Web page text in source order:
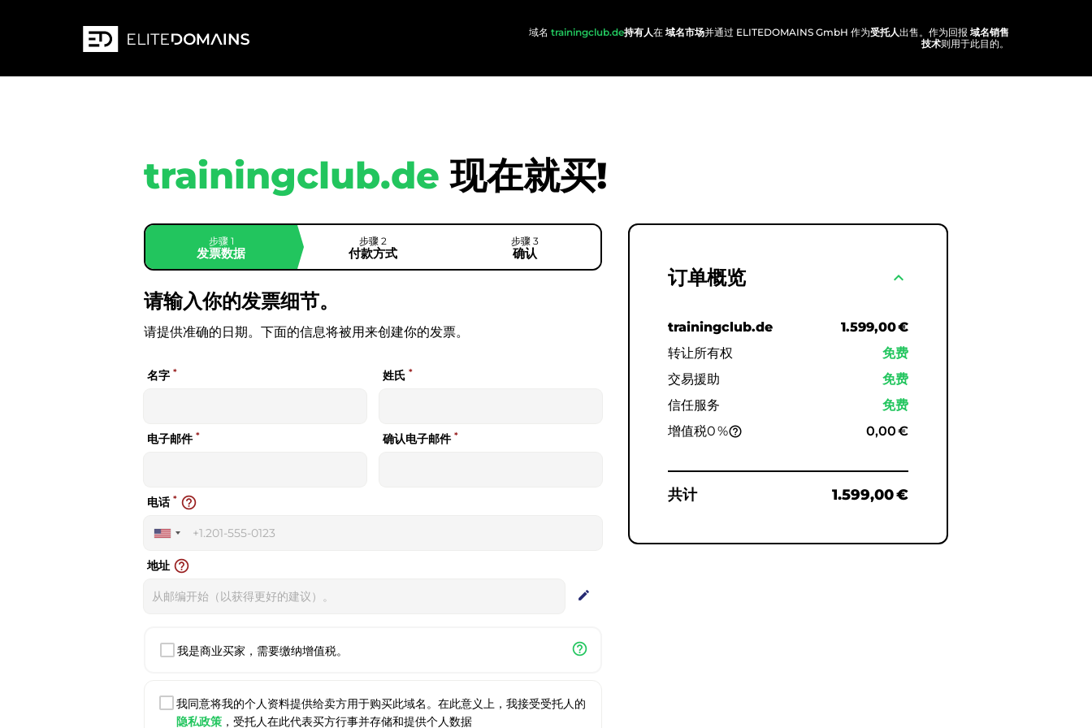
域名 trainingclub.de持有人在 域名市场并通过 ELITEDOMAINS GmbH 作为受托人出售。作为回报 域名销售
技术则用于此目的。
trainingclub.de 现在就买!
步骤 1
发票数据
步骤 2
付款方式
步骤 3
确认
请输入你的发票细节。
请提供准确的日期。下面的信息将被用来创建你的发票。
名字 * 姓氏*
电子邮件 * 确认电子邮件*
United
States
+1
电话 * help_outline
地址 help_outline
edit
我是商业买家，需要缴纳增值税。 help_outline
我同意将我的个人资料提供给卖方用于购买此域名。在此意义上，我接受受托人的
隐私政策 ，受托人在此代表买方行事并存储和提供个人数据
订单概览 expand_less
trainingclub.de
1.599,00 €
转让所有权
免费
交易援助
免费
信任服务
免费
增值税0 %help_outline 0,00 €
共计 1.599,00 €